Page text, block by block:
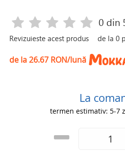
Revizuieste acest produs
0 din
de la0
de la 26.67 RON/lună
La
termen estimativ: 5-7